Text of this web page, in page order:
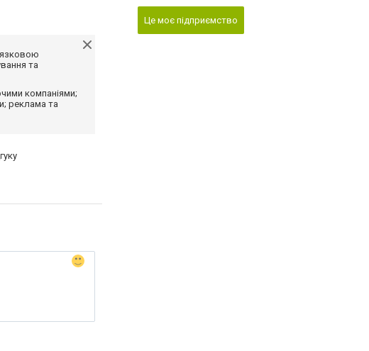
та
компаніями;
реклама та
Це моє підприємство